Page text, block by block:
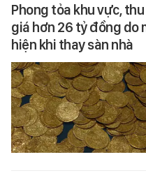
Phong tỏa khu vực,
giá hơn 26 tỷ đồng do
hiện khi thay sàn nhà